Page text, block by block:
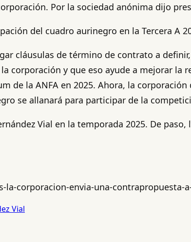
Por la sociedad anónima dijo
del cuadro aurinegro en la Tercera A
cláusulas de término de contrato a
corporación y que eso ayude a mejorar la
la ANFA en 2025. Ahora, la
se allanará para participar de la
Vial en la temporada 2025. De
corporacion-envia-una-contrapropuesta-
Vial